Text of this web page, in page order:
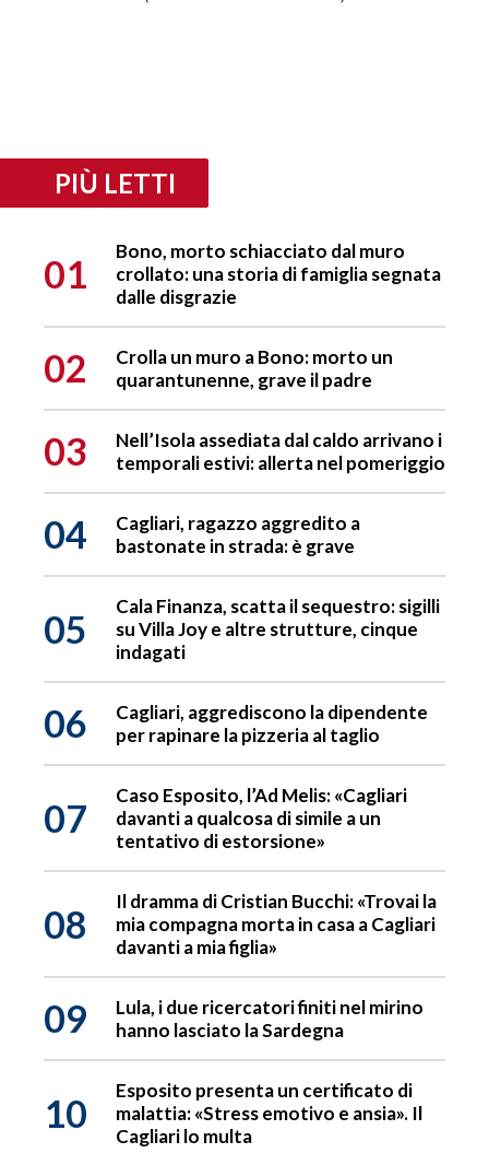
PIÙ LETTI
01
Bono, morto schiacciato dal muro
crollato: una storia di famiglia segnata
dalle disgrazie
02
Crolla un muro a Bono: morto un
quarantunenne, grave il padre
03
Nell’Isola assediata dal caldo arrivano i
temporali estivi: allerta nel pomeriggio
04
Cagliari, ragazzo aggredito a
bastonate in strada: è grave
05
Cala Finanza, scatta il sequestro: sigilli
su Villa Joy e altre strutture, cinque
indagati
06
Cagliari, aggrediscono la dipendente
per rapinare la pizzeria al taglio
07
Caso Esposito, l’Ad Melis: «Cagliari
davanti a qualcosa di simile a un
tentativo di estorsione»
08
Il dramma di Cristian Bucchi: «Trovai la
mia compagna morta in casa a Cagliari
davanti a mia figlia»
09
Lula, i due ricercatori finiti nel mirino
hanno lasciato la Sardegna
10
Esposito presenta un certificato di
malattia: «Stress emotivo e ansia». Il
Cagliari lo multa